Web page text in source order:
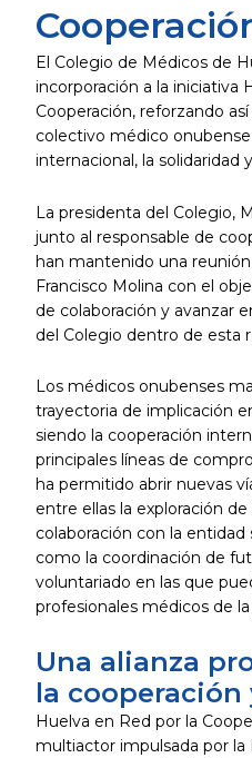
El Colegio de Médicos de
incorporación a la iniciativa
Cooperación, reforzando
colectivo médico
internacional, la solidaridad
La presidenta del Colegio,
junto al responsable de
han mantenido una
Francisco Molina con el
de colaboración y avanzar
del Colegio dentro de esta
Los médicos onubenses
trayectoria de implicación
siendo la cooperación
principales líneas de
ha permitido abrir nuevas
entre ellas la exploración
colaboración con la entidad
como la coordinación de
voluntariado en las que
profesionales médicos de
Una alianza
la cooperación
Huelva en Red por la
multiactor impulsada por